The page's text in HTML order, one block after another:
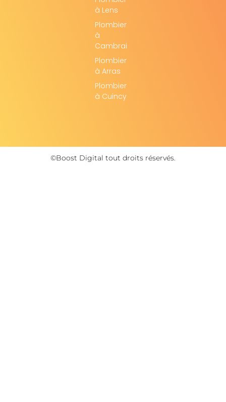
à Lens
Plombier
à
Cambrai
Plombier
à Arras
Plombier
à Cuincy
©Boost Digital tout droits réservés.